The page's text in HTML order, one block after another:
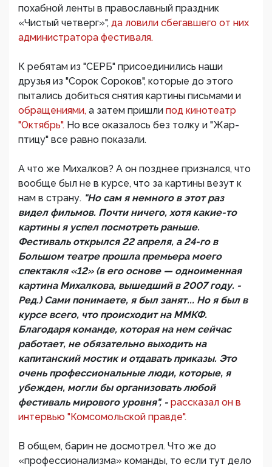
похабной ленты в православный праздник
«Чистый четверг»", да ловили сбегавшего от них
администратора фестиваля.
К ребятам из "СЕРБ" присоединились наши
друзья из "Сорок Сороков", которые до этого
пытались добиться снятия картины письмами и
обращениями, а затем пришли под кинотеатр
"Октябрь". Но все оказалось без толку и "Жар-
птицу" все равно показали.
А что же Михалков? А он позднее признался, что
вообще был не в курсе, что за картины везут к
нам в страну. "Но сам я немного в этот раз
видел фильмов. Почти ничего, хотя какие-то
картины я успел посмотреть раньше.
Фестиваль открылся 22 апреля, а 24-го в
Большом театре прошла премьера моего
спектакля «12» (в его основе — одноименная
картина Михалкова, вышедший в 2007 году. -
Ред.) Сами понимаете, я был занят... Но я был в
курсе всего, что происходит на ММКФ.
Благодаря команде, которая на нем сейчас
работает, не обязательно выходить на
капитанский мостик и отдавать приказы. Это
очень профессиональные люди, которые, я
убежден, могли бы организовать любой
фестиваль мирового уровня", - рассказал он в
интервью "Комсомольской правде".
В общем, барин не досмотрел. Что же до
«профессионализма» команды, то если тут дело